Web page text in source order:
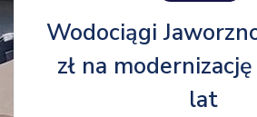
Wodociągi
zł na
lat